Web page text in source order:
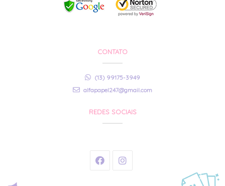
CONTATO
(13) 99175-3949
alfapapel247@gmail.com
REDES SOCIAIS